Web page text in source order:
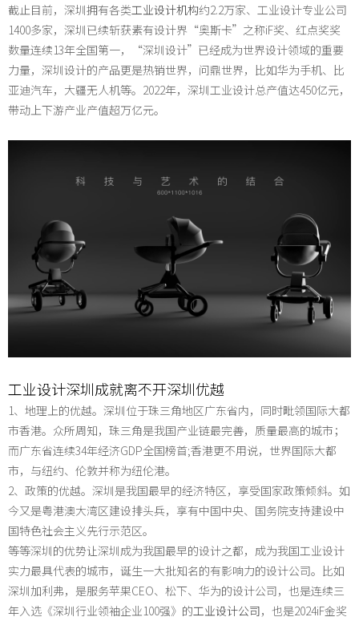
截止目前，深圳拥有各类工业设计机构约2.2万家、工业设计专业公司
1400多家，深圳已续斩获素有设计界“奥斯卡”之称iF奖、红点奖奖
数量连续13年全国第一，“深圳设计”已经成为世界设计领域的重要
力量，深圳设计的产品更是热销世界，问鼎世界，比如华为手机、比
亚迪汽车，大疆无人机等。2022年，深圳工业设计总产值达450亿元，
带动上下游产业产值超万亿元。
工业设计深圳成就离不开深圳优越
1、地理上的优越。深圳位于珠三角地区广东省内，同时毗领国际大都
市香港。众所周知，珠三角是我国产业链最完善，质量最高的城市；
而广东省连续34年经济GDP全国榜首;香港更不用说，世界国际大都
市，与纽约、伦敦并称为纽伦港。
2、政策的优越。深圳是我国最早的经济特区，享受国家政策倾斜。如
今又是粤港澳大湾区建设排头兵，享有中国中央、国务院支持建设中
国特色社会主义先行示范区。
等等深圳的优势让深圳成为我国最早的设计之都，成为我国工业设计
实力最具代表的城市，诞生一大批知名的有影响力的设计公司。比如
深圳加利弗，是服务苹果CEO、松下、华为的设计公司，也是连续三
年入选《深圳行业领袖企业100强》的工业设计公司，也是2024iF金奖